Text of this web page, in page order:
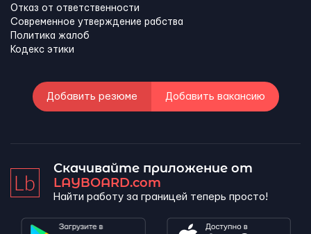
Отказ от ответственности
Современное утверждение рабства
Политика жалоб
Кодекс этики
Добавить резюме Добавить вакансию
Скачивайте приложение от
LAYBOARD.com
Найти работу за границей теперь просто!